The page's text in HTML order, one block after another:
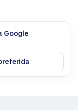
Google